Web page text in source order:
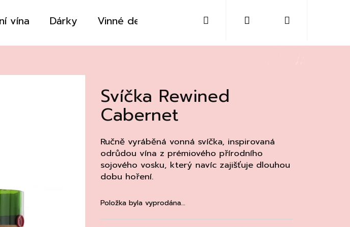
vína Dárky Vinné destiláty Sklo Doplňky Kontakt
Přihlášení
Svíčka Rewined
Cabernet
Ručně vyráběná vonná svíčka, inspirovaná
odrůdou vína z prémiového přírodního
sojového vosku, který navíc zajišťuje dlouhou
dobu hoření.
Položka byla vyprodána…